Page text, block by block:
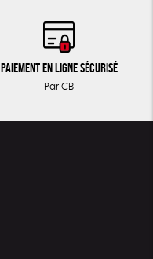
Paiement en ligne sécurisé
Par CB